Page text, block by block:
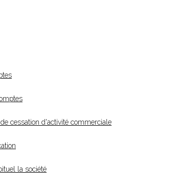
cessation d'activité commerciale
la société